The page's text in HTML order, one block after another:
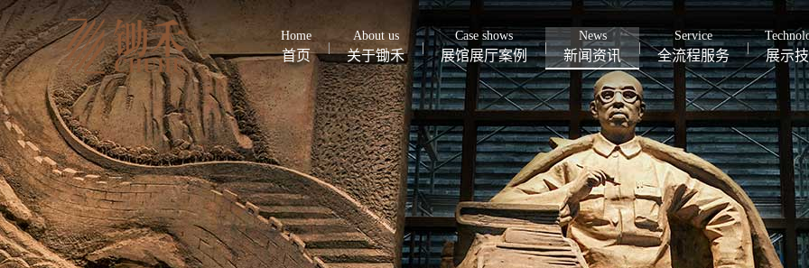
首页
Home
关于锄禾
About us
展馆展厅案例
Case shows
新闻资讯
News
全流程服务
Service
展示